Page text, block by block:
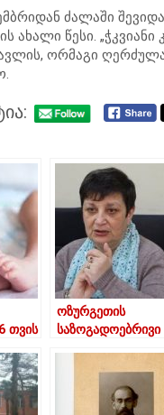
ძალაში
ახალი წესი.
ორმაგი ღერძულა
თვის
ოზურგეთის
საზოგადოებრივი
კორონავირუსი
დაუდასტურდა